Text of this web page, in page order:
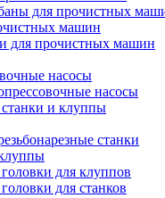
для прочистных
машин
для прочистных машин
насосы
насосы
станки и клуппы
станки
для клуппов
для станков